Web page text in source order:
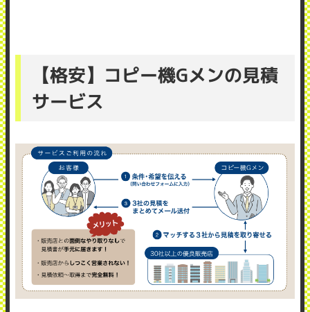
【格安】コピー機Gメンの見積
サービス